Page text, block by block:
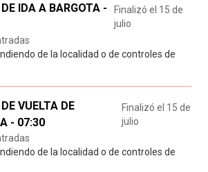
IDA A BARGOTA -
Finalizó el 15 de
julio
de la localidad o de controles de
VUELTA DE
- 07:30
Finalizó el 15 de
julio
de la localidad o de controles de